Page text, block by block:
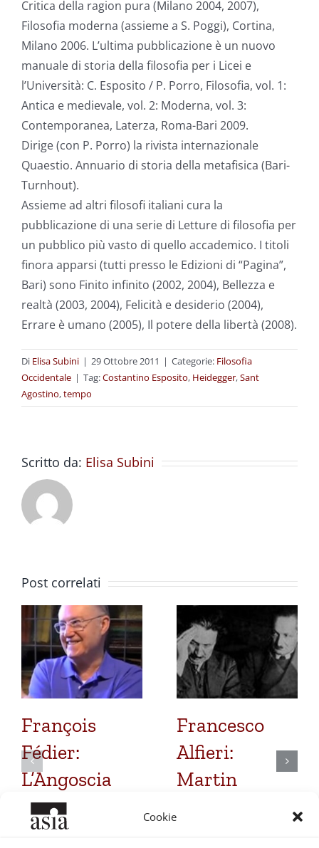
Cookie
Critica della ragion pura (Milano 2004, 2007),
Filosofia moderna (assieme a S. Poggi), Cortina,
Milano 2006. L’ultima pubblicazione è un nuovo
manuale di storia della filosofia per i Licei e
l’Università: C. Esposito / P. Porro, Filosofia, vol. 1:
Antica e medievale, vol. 2: Moderna, vol. 3:
Contemporanea, Laterza, Roma-Bari 2009.
Dirige (con P. Porro) la rivista internazionale
Quaestio. Annuario di storia della metafisica (Bari-
Turnhout).
Assieme ad altri filosofi italiani cura la
pubblicazione di una serie di Letture di filosofia per
un pubblico più vasto di quello accademico. I titoli
finora apparsi (tutti presso le Edizioni di “Pagina”,
Bari) sono Finito infinito (2002, 2004), Bellezza e
realtà (2003, 2004), Felicità e desiderio (2004),
Errare è umano (2005), Il potere della libertà (2008).
Di Elisa Subini | 29 Ottobre 2011 | Categorie: Filosofia
Occidentale | Tag:Costantino Esposito, Heidegger,Sant
Agostino,tempo
Scritto da: Elisa Subini
Post correlati
François
Fédier:
L’Angoscia
come
esperienza del
Francesco
Alfieri:
Martin